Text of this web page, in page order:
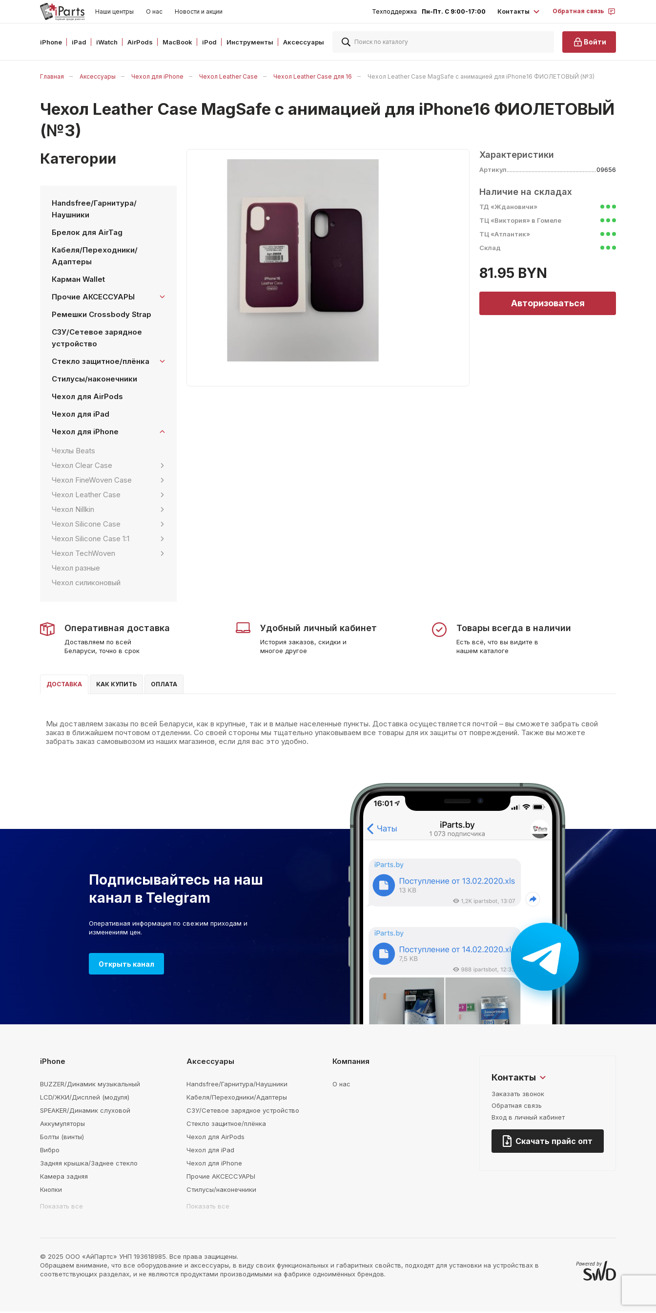
Наши центры О нас Новости и акции Техподдержка Пн-Пт. С 9:00-17:00 Контакты Обратная связь
iPhone iPad iWatch AirPods MacBook iPod Инструменты Аксессуары Войти
Главная Аксессуары Чехол для iPhone Чехол Leather Case Чехол Leather Case для 16 Чехол Leather Case MagSafe с анимацией для iPhone16 ФИОЛЕТОВЫЙ (№3)
Чехол Leather Case MagSafe с анимацией для iPhone16 ФИОЛЕТОВЫЙ
(№3)
Категории
Handsfree/Гарнитура/
Наушники
Брелок для AirTag
Кабеля/Переходники/
Адаптеры
Карман Wallet
Прочие АКСЕССУАРЫ
Ремешки Crossbody Strap
СЗУ/Сетевое зарядное
устройство
Стекло защитное/плёнка
Стилусы/наконечники
Чехол для AirPods
Чехол для iPad
Чехол для iPhone
Чехлы Beats
Чехол Clear Case
Чехол FineWoven Case
Чехол Leather Case
Чехол Nillkin
Чехол Silicone Case
Чехол Silicone Case 1:1
Чехол TechWoven
Чехол разные
Чехол силиконовый
Характеристики
Артикул 09656
Наличие на складах
ТД «Ждановичи»
ТЦ «Виктория» в Гомеле
ТЦ «Атлантик»
Склад
81.95 BYN
Авторизоваться
Оперативная доставка
Доставляем по всей
Беларуси, точно в срок
Удобный личный кабинет
История заказов, скидки и
многое другое
Товары всегда в наличии
Есть всё, что вы видите в
нашем каталоге
ДОСТАВКА КАК КУПИТЬ ОПЛАТА
Мы доставляем заказы по всей Беларуси, как в крупные, так и в малые населенные пункты. Доставка осуществляется почтой – вы сможете забрать свой
заказ в ближайшем почтовом отделении. Со своей стороны мы тщательно упаковываем все товары для их защиты от повреждений. Также вы можете
забрать заказ самовывозом из наших магазинов, если для вас это удобно.
Подписывайтесь на наш
канал в Telegram
Оперативная информация по свежим приходам и
изменениям цен.
Открыть канал
iPhone
BUZZER/Динамик музыкальный
LCD/ЖКИ/Дисплей (модуля)
SPEAKER/Динамик слуховой
Аккумуляторы
Болты (винты)
Вибро
Задняя крышка/Заднее стекло
Камера задняя
Кнопки
Показать все
Аксессуары
Handsfree/Гарнитура/Наушники
Кабеля/Переходники/Адаптеры
СЗУ/Сетевое зарядное устройство
Стекло защитное/плёнка
Чехол для AirPods
Чехол для iPad
Чехол для iPhone
Прочие АКСЕССУАРЫ
Стилусы/наконечники
Показать все
Компания
О нас
Контакты
Заказать звонок
Обратная связь
Вход в личный кабинет
Скачать прайс опт
© 2025 ООО «АйПартс» УНП 193618985. Все права защищены.
Обращаем внимание, что все оборудование и аксессуары, в виду своих функциональных и габаритных свойств, подходят для установки на устройствах в
соответствующих разделах, и не являются продуктами производимыми на фабрике одноимённых брендов.